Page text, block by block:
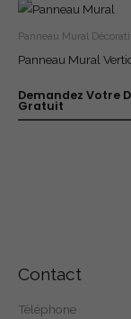
Panneau Mural
Panneau Mural
Demandez Votre
Gratuit
Contact
Téléphone